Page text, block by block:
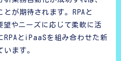
が期待されます。RPAと
やニーズに応じて柔軟に活
RPAとiPaaSを組み合わせた新
います。